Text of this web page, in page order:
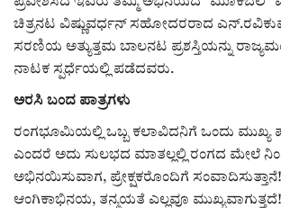
ಚಿತ್ರನಟ ವಿಷ್ಣುವರ್ಧನ್ ಸಹೋದರರಾದ
ಸರಣಿಯ ಅತ್ಯುತ್ತಮ ಬಾಲನಟ ಪ್ರಶಸ್ತಿಯನ್ನು
ನಾಟಕ ಸ್ಪರ್ಧೆಯಲ್ಲಿ ಪಡೆದವರು.
ಅರಸಿ ಬಂದ ಪಾತ್ರಗಳು
ರಂಗಭೂಮಿಯಲ್ಲಿ ಒಬ್ಬ ಕಲಾವಿದನಿಗೆ ಒಂದು ಮುಖ್ಯ
ಎಂದರೆ ಅದು ಸುಲಭದ ಮಾತಲ್ಲಲ್ಲಿ ರಂಗದ ಮೇಲೆ
ಅಭಿನಯಿಸುವಾಗ, ಪ್ರೇಕ್ಷಕರೊಂದಿಗೆ
ಆಂಗಿಕಾಭಿನಯ, ತನ್ಮಯತೆ ಎಲ್ಲವೂ